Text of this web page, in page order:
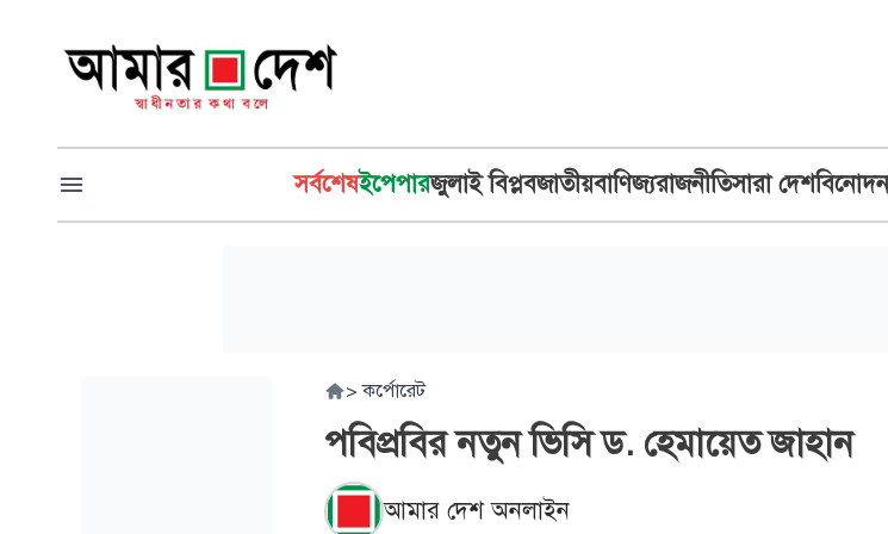
সর্বশেষইপেপারজুলাই বিপ্লবজাতীয়বাণিজ্যরাজনীতিসারা দেশবিনোদন
> কর্পোরেট
পবিপ্রবির নতুন ভিসি ড. হেমায়েত জাহান
আমার দেশ অনলাইন